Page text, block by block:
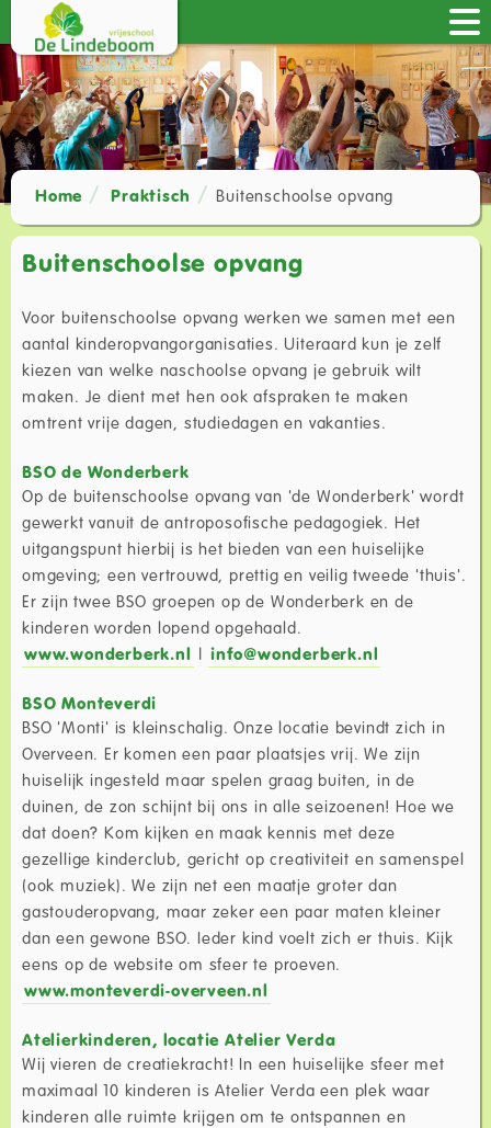
Home Praktisch Buitenschoolse opvang
Buitenschoolse opvang
Voor buitenschoolse opvang werken we samen met een
aantal kinderopvangorganisaties. Uiteraard kun je zelf
kiezen van welke naschoolse opvang je gebruik wilt
maken. Je dient met hen ook afspraken te maken
omtrent vrije dagen, studiedagen en vakanties.
BSO de Wonderberk
Op de buitenschoolse opvang van 'de Wonderberk' wordt
gewerkt vanuit de antroposofische pedagogiek. Het
uitgangspunt hierbij is het bieden van een huiselijke
omgeving; een vertrouwd, prettig en veilig tweede 'thuis'.
Er zijn twee BSO groepen op de Wonderberk en de
kinderen worden lopend opgehaald.
www.wonderberk.nl | info@wonderberk.nl
BSO Monteverdi
BSO 'Monti' is kleinschalig. Onze locatie bevindt zich in
Overveen. Er komen een paar plaatsjes vrij. We zijn
huiselijk ingesteld maar spelen graag buiten, in de
duinen, de zon schijnt bij ons in alle seizoenen! Hoe we
dat doen? Kom kijken en maak kennis met deze
gezellige kinderclub, gericht op creativiteit en samenspel
(ook muziek). We zijn net een maatje groter dan
gastouderopvang, maar zeker een paar maten kleiner
dan een gewone BSO. Ieder kind voelt zich er thuis. Kijk
eens op de website om sfeer te proeven.
www.monteverdi-overveen.nl
Atelierkinderen, locatie Atelier Verda
Wij vieren de creatiekracht! In een huiselijke sfeer met
maximaal 10 kinderen is Atelier Verda een plek waar
kinderen alle ruimte krijgen om te ontspannen en